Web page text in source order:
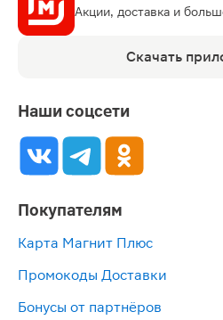
Акции, доставка и
Скачать
Наши соцсети
Покупателям
Карта Магнит Плюс
Промокоды Доставки
Бонусы от партнёров